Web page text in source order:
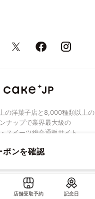
店舗受取予約 記念日
の洋菓子店と8,000種類以上の
ナップで業界最大級の
スイーツ総合通販サイト
Cake.jp Co., Ltd.
ポンを確認